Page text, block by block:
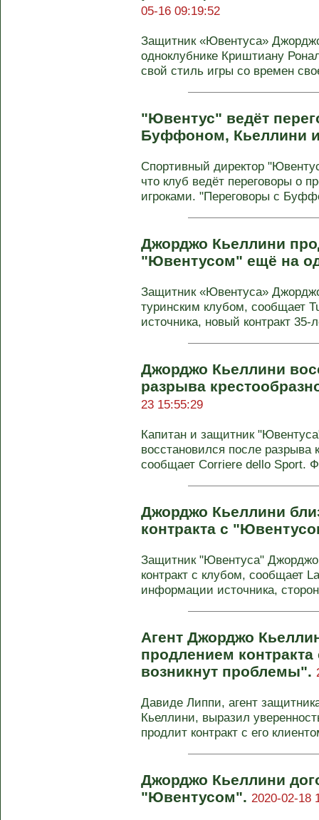
05-16 09:19:52
Защитник «Ювентуса»
одноклубнике Криштиану
свой стиль игры со времен
"Ювентус" ведёт
Буффоном, Кьеллини
Спортивный директор
что клуб ведёт переговоры о
игроками. "Переговоры с
Джорджо Кьеллини
"Ювентусом" ещё на
Защитник «Ювентуса»
туринским клубом, сообщает
источника, новый контракт 35-
Джорджо Кьеллини
разрыва
23 15:55:29
Капитан и защитник
восстановился после разрыва
сообщает Corriere dello Sport.
Джорджо Кьеллини
контракта с
Защитник "Ювентуса"
контракт с клубом, сообщает
информации источника,
Агент Джорджо
продлением
возникнут проблемы".
Давиде Липпи, агент
Кьеллини, выразил
продлит контракт с его
Джорджо Кьеллини
"Ювентусом". 2020-02-18